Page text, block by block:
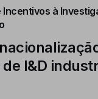
Incentivos à
I&D